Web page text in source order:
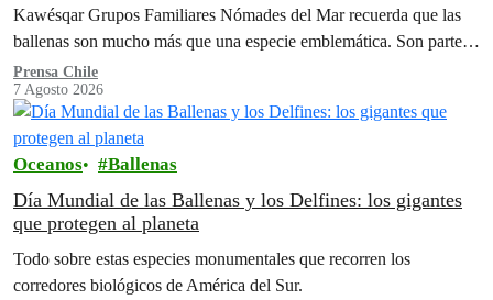
Kawésqar Grupos Familiares Nómades del Mar recuerda que las
ballenas son mucho más que una especie emblemática. Son parte
de la memoria, la espiritualidad y el equilibrio del territorio.
Prensa Chile
7 Agosto 2026
Oceanos Ballenas
Día Mundial de las Ballenas y los Delfines: los gigantes
que protegen al planeta
Todo sobre estas especies monumentales que recorren los
corredores biológicos de América del Sur.